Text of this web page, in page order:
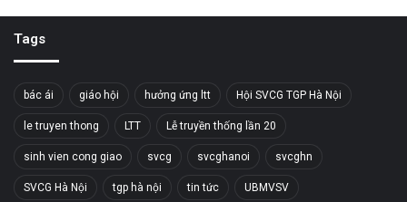
Tags
bác ái giáo hội hưởng ứng ltt Hội SVCG TGP Hà Nội
le truyen thong LTT Lễ truyền thống lần 20
sinh vien cong giao svcg svcghanoi svcghn
SVCG Hà Nội tgp hà nội tin tức UBMVSV